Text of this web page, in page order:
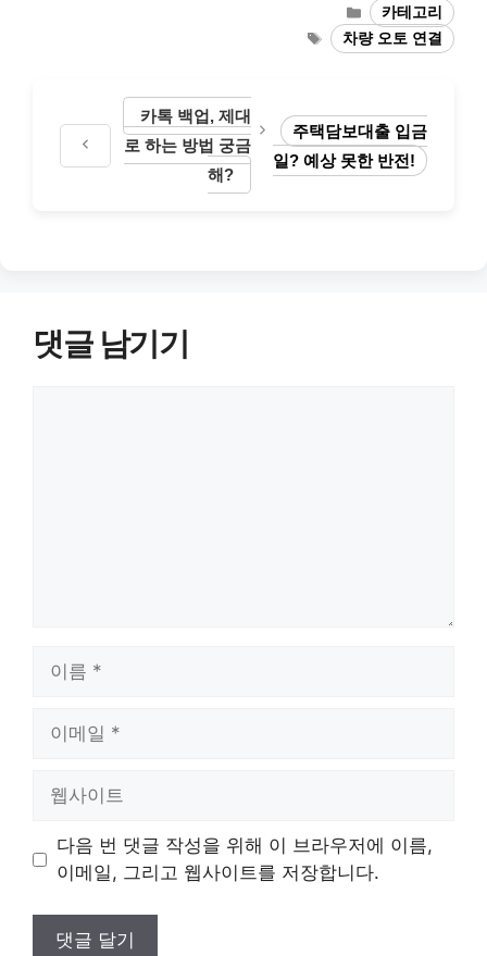
카
테
고
카테고리
태
그
차량 오토 연결
카톡 백업, 제대
로 하는 방법 궁금
해?
주택담보대출 입금
일? 예상 못한 반전!
댓글 남기기
트
다음 번 댓글 작성을 위해 이 브라우저에 이름,
이메일, 그리고 웹사이트를 저장합니다.